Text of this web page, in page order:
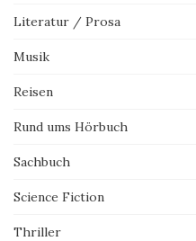
Literatur / Prosa
Musik
Reisen
Rund ums Hörbuch
Sachbuch
Science Fiction
Thriller